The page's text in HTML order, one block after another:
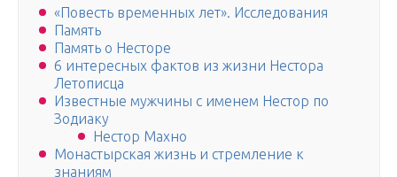
«Повесть временных лет». Исследования
Память
Память о Несторе
6 интересных фактов из жизни Нестора
Летописца
Известные мужчины с именем Нестор по
Зодиаку
Нестор Махно
Монастырская жизнь и стремление к
знаниям